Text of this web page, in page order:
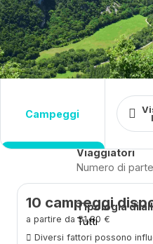
campeggi
Destinazione
Viaggiatori
Tipologia di
Tutti
10 campeggi
a partire da 51,80 €
Diversi fattori possono